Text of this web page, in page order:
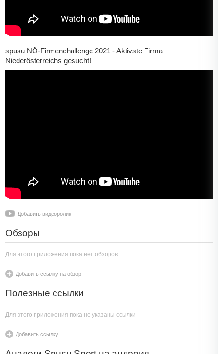
spusu NÖ-Firmenchallenge 2021 - Aktivste Firma
Niederösterreichs gesucht!
Добавить видеоролик
Обзоры
Для этого приложения пока нет обзоров
Добавить ссылку на обзор
Полезные ссылки
Для этого приложения пока не указаны ссылки
Добавить ссылку